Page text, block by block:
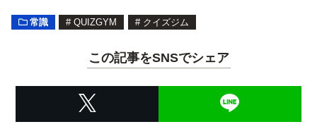
常識 # QUIZGYM # クイズジム
この記事をSNSでシェア